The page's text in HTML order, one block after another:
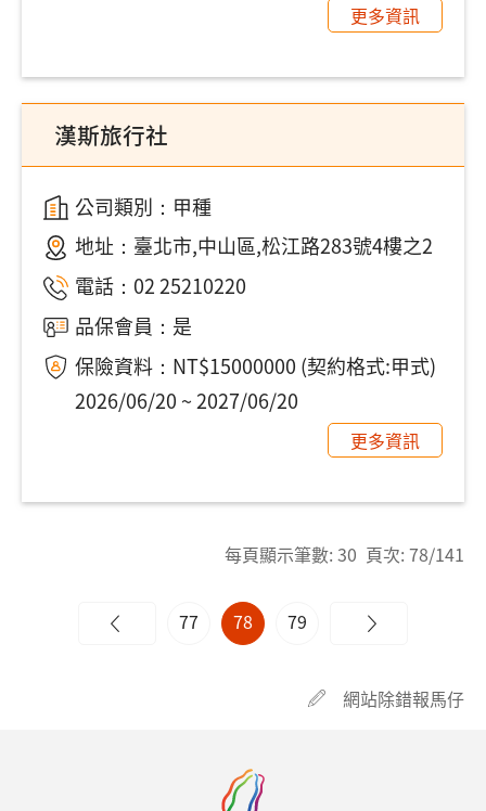
更多資訊
漢斯旅行社
公司類別：甲種
地址： 臺北市,中山區,松江路283號4樓之2
電話： 02 25210220
品保會員：是
保險資料：NT$15000000 (契約格式:甲式)
2026/06/20 ~ 2027/06/20
更多資訊
每頁顯示筆數: 30 頁次: 78/141
77 78 79
網站除錯報馬仔